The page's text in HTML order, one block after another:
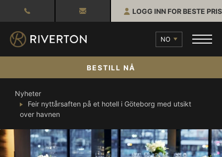
LOGG INN FOR BESTE PRIS
NO
BESTILL NÅ
Nyheter
Feir nyttårsaften på et hotell i Göteborg med utsikt
over havnen